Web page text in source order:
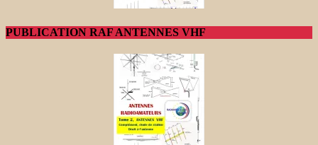
PUBLICATION RAF ANTENNES VHF